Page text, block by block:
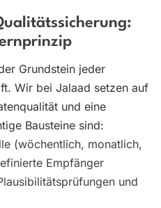
Grundstein jeder
Wir bei Jalaad setzen auf
und eine
Bausteine sind:
(wöchentlich, monatlich,
Empfänger
und